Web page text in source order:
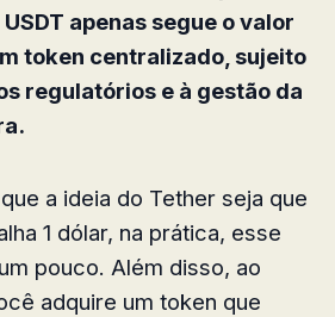
apenas segue o valor
token centralizado, sujeito
regulatórios e à gestão da
a ideia do Tether seja que
1 dólar, na prática, esse
pouco. Além disso, ao
adquire um token que